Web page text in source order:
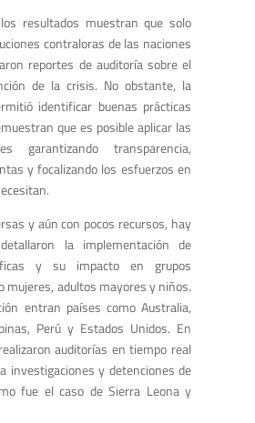
resultados muestran que solo
contraloras de las naciones
reportes de auditoría sobre el
de la crisis. No obstante, la
identificar buenas prácticas
que es posible aplicar las
garantizando transparencia,
y focalizando los esfuerzos en
y aún con pocos recursos, hay
la implementación de
y su impacto en grupos
mujeres, adultos mayores y niños.
entran países como Australia,
Perú y Estados Unidos. En
auditorías en tiempo real
investigaciones y detenciones de
fue el caso de Sierra Leona y